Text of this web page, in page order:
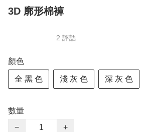
3D 廓形棉褲
2 評語
顏色
全 黑 色 淺 灰 色 深 灰 色
數量
−
+